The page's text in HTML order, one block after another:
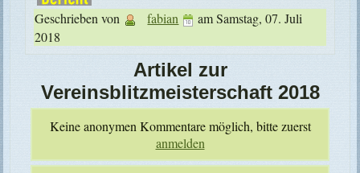
Geschrieben von
fabian amSamstag, 07. Juli
2018
Artikel zur
Vereinsblitzmeisterschaft 2018
Keine anonymen Kommentare möglich, bitte zuerst
anmelden